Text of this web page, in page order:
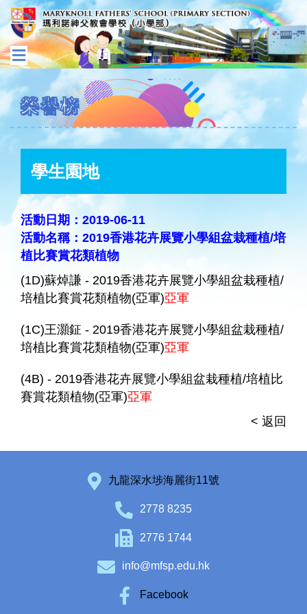
榮譽榜
學生園地
活動日期：2019-06-11
活動名稱：2019香港花卉展覽小學組盆栽種植/培
植比賽賞花類植物
(1D)蘇焯謙 - 2019香港花卉展覽小學組盆栽種植/
培植比賽賞花類植物(亞軍)亞軍
(1C)王灝鉦 - 2019香港花卉展覽小學組盆栽種植/
培植比賽賞花類植物(亞軍)亞軍
(4B) - 2019香港花卉展覽小學組盆栽種植/培植比
賽賞花類植物(亞軍)亞軍
< 返回
九龍深水埗海麗街11號
2778 8235
2776 1744
info@mfsp.edu.hk
Facebook